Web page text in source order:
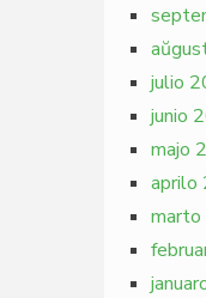
julio
junio
majo
aprilo